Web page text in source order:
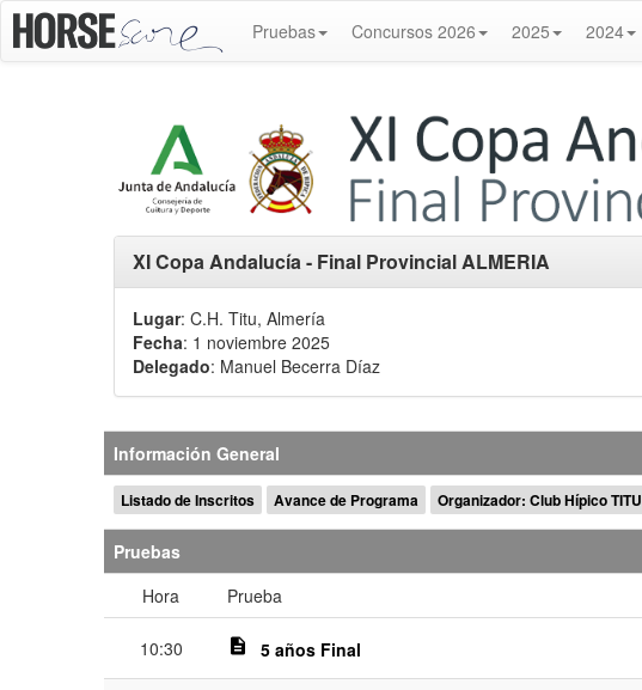
Pruebas Concursos 2026 2025 2024
XI Copa Andalucía - Final Provincial ALMERIA
Lugar: C.H. Titu, Almería
Fecha: 1 noviembre 2025
Delegado: Manuel Becerra Díaz
Información General
Listado de Inscritos Avance de Programa Organizador: Club Hípico TITU
Pruebas
Hora Prueba
10:30 description 5 años Final